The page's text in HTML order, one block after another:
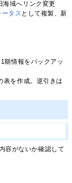
域へリンク変更
ータス として複製、新
期情報をバックアッ
を作成。逆引きは
容がないか確認して